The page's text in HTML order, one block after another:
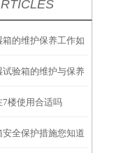
的维护保养工作如
验箱的维护与保养
7楼使用合适吗
全保护措施您知道